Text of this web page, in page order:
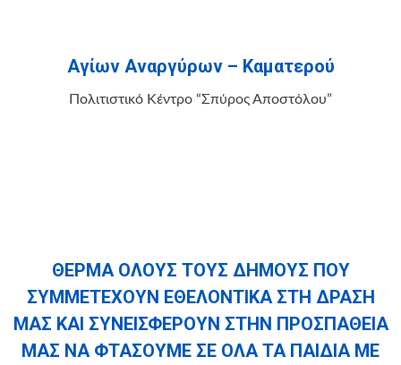
Αγίων Αναργύρων – Καματερού
Πολιτιστικό Κέντρο “Σπύρος Αποστόλου”
ΘΕΡΜΑ ΟΛΟΥΣ ΤΟΥΣ ΔΗΜΟΥΣ ΠΟΥ
ΣΥΜΜΕΤΕΧΟΥΝ ΕΘΕΛΟΝΤΙΚΑ ΣΤΗ ΔΡΑΣΗ
ΜΑΣ ΚΑΙ ΣΥΝΕΙΣΦΕΡΟΥΝ ΣΤΗΝ ΠΡΟΣΠΑΘΕΙΑ
ΜΑΣ ΝΑ ΦΤΑΣΟΥΜΕ ΣΕ ΟΛΑ ΤΑ ΠΑΙΔΙΑ ΜΕ